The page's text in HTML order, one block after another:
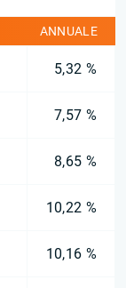
ANNUALE
5,32 %
7,57 %
8,65 %
10,22 %
10,16 %